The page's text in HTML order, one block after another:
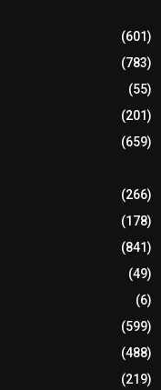
(601)
(783)
(55)
(201)
(659)
(266)
(178)
(841)
(49)
(6)
(599)
(488)
(219)